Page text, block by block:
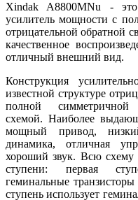
Xindak A8800MNu -
усилитель мощности с
отрицательной обратной
качественное
отличный внешний вид.
Конструкция
известной структуре
полной
схемой. Наиболее
мощный привод,
динамика, отличная
хороший звук. Всю схему
ступени: первая
геминальные
ступень использует